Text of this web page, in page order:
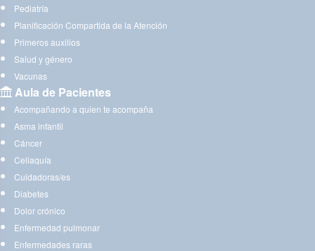
Pediatría
Planificación Compartida de la Atención
Primeros auxilios
Salud y género
Vacunas
Aula de Pacientes
Acompañando a quien te acompaña
Asma infantil
Cáncer
Celiaquía
Cuidadoras/es
Diabetes
Dolor crónico
Enfermedad pulmonar
Enfermedades raras